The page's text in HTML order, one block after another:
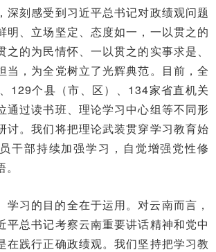
深刻感受到习近平总书记对政绩观问题
明、立场坚定、态度如一，一以贯之的
之的为民情怀、一以贯之的实事求是、
当，为全党树立了光辉典范。目前，全
129个县（市、区）、134家省直机关
通过读书班、理论学习中心组等不同形
讨。我们将把理论武装贯穿学习教育始
干部持续加强学习，自觉增强党性修
学习的目的全在于运用。对云南而言，
平总书记考察云南重要讲话精神和党中
在践行正确政绩观。我们坚持把学习教